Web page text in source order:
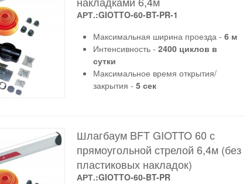
АРТ.:GIOTTO-60-BT-PR-1
Максимальная ширина проезда - 6 м
Интенсивность - 2400 циклов в
сутки
Максимальное время открытия/
закрытия - 5 сек
Шлагбаум BFT GIOTTO 60 с
прямоугольной стрелой 6,4м (без
пластиковых накладок)
АРТ.:GIOTTO-60-BT-PR